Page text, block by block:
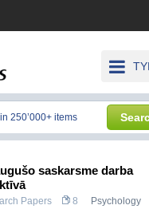
saskarsme darba
Papers 8 Psychology